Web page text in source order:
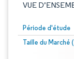
VUE
Période d'étude
Taille du Marché